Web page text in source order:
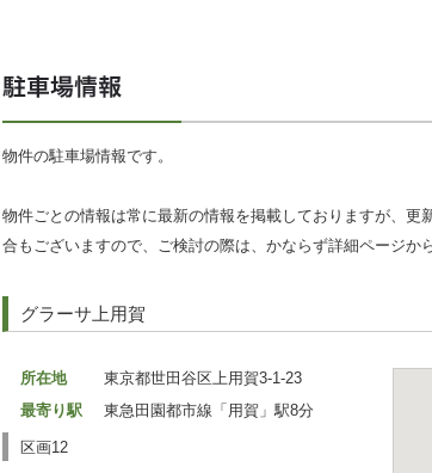
物件の駐車場情報です。
物件ごとの情報は常に最新の情報を掲載しておりますが、
合もございますので、ご検討の際は、かならず詳細ページか
グラーサ上用賀
所在地
東京都世田谷区上用賀3-1-23
最寄り駅
東急田園都市線「用賀」駅8分
区画12